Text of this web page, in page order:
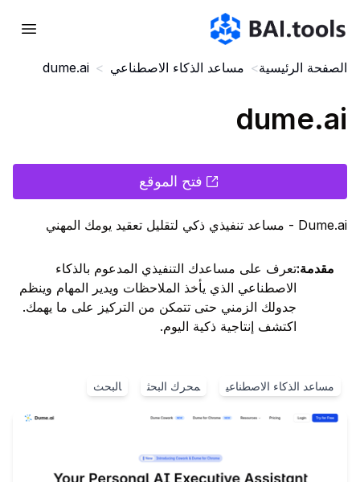
Bai.tools
الصفحة الرئيسية> مساعد الذكاء الاصطناعي >
dume.ai
dume.ai
فتح الموقع
Dume.ai - مساعد تنفيذي ذكي لتقليل تعقيد يومك المهني
مقدمة:تعرف على مساعدك التنفيذي المدعوم بالذكاء
الاصطناعي الذي يأخذ الملاحظات ويدير المهام وينظم
جدولك الزمني حتى تتمكن من التركيز على ما يهمك.
اكتشف إنتاجية ذكية اليوم.
مساعد الذكاء الاصطناعي محرك البحث البحث